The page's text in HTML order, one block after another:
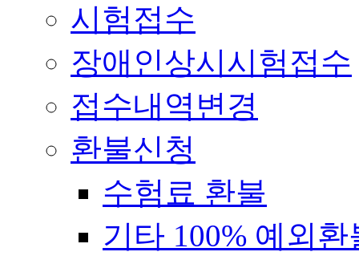
시험접수
장애인상시시험접수
접수내역변경
환불신청
수험료 환불
기타 100% 예외환